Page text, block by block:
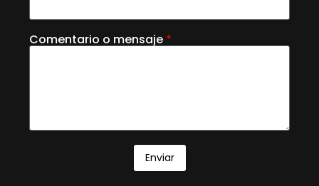
Comentario o mensaje *
Enviar